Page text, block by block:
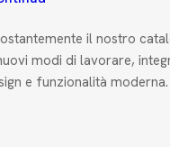
il nostro
modi di lavorare,
e funzionalità moderna.